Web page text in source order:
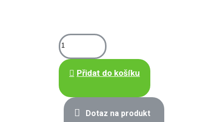
Přidat do košíku
Dotaz na produkt